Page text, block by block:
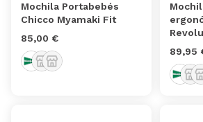
Mochila Portabebés
Chicco Myamaki Fit
85,00 €
89,95